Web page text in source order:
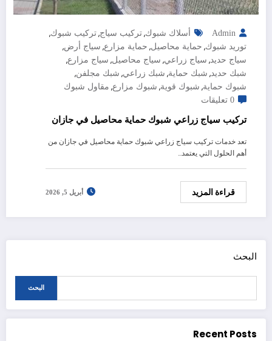
Admin أسلاك شبوك, تركيب سياج, تركيب شبوك,
توريد شبوك, حماية محاصيل, حماية مزارع, سياج أرض,
سياج حديد, سياج زراعي, سياج محاصيل, سياج مزارع,
شبك حديد, شبك حماية, شبك زراعي, شبك مجلفن,
شبوك حماية, شبوك قوية, شبوك مزارع, مقاول شبوك
0 تعليقات
تركيب سياج زراعي شبوك حماية محاصيل في جازان
تعد خدمات تركيب سياج زراعي شبوك حماية محاصيل في جازان من
أهم الحلول التي يعتمد…
قراءة المزيد أبريل 5, 2026
البحث
البحث
Recent Posts